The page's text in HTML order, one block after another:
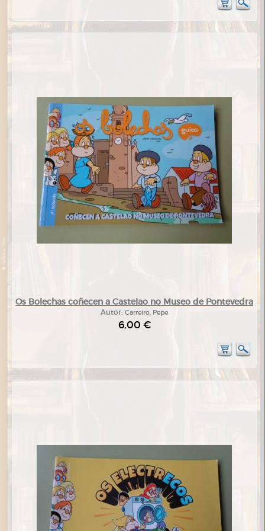
Os Bolechas coñecen a Castelao no Museo de Pontevedra
Autor: Carreiro, Pepe
6,00 €